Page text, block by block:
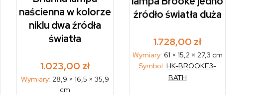
naścienna w kolorze
niklu dwa źródła
światła
1.023,00 zł
Wymiary: 28,9 × 16,5 × 35,9
cm
źródło światła duża
1.728,00 zł
Wymiary: 61 × 15,2 × 27,3 cm
Symbol:HK-BROOKE3-
BATH